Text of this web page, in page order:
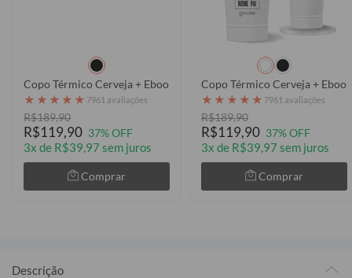
Copo Térmico Cerveja + Ebook - Flamengo - Uniforme 1 2026
★ ★ ★ ★ ★ 7961 avaliações
R$189,90
R$119,90 37% OFF
3x de R$39,97 sem juros
Comprar
Copo Térmico Cerveja +
★ ★ ★ ★ ★ 7961 avaliações
R$189,90
R$119,90 37% OFF
3x de R$39,97 sem juros
Comprar
Descrição